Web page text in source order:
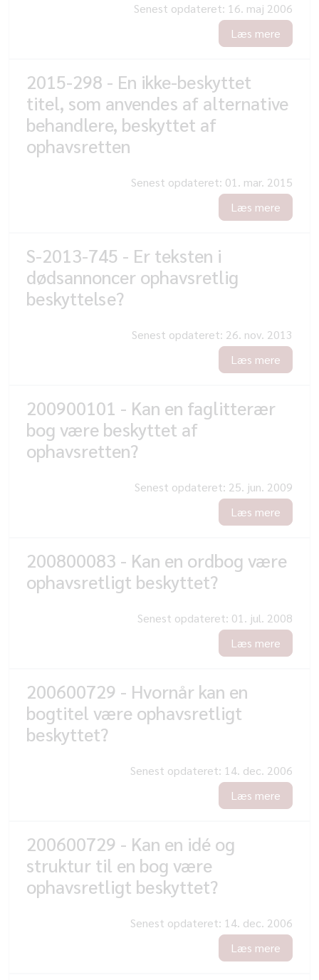
Senest opdateret: 16. maj 2006
Læs mere
2015-298 - En ikke-beskyttet
titel, som anvendes af alternative
behandlere, beskyttet af
ophavsretten
Senest opdateret: 01. mar. 2015
Læs mere
S-2013-745 - Er teksten i
dødsannoncer ophavsretlig
beskyttelse?
Senest opdateret: 26. nov. 2013
Læs mere
200900101 - Kan en faglitterær
bog være beskyttet af
ophavsretten?
Senest opdateret: 25. jun. 2009
Læs mere
200800083 - Kan en ordbog være
ophavsretligt beskyttet?
Senest opdateret: 01. jul. 2008
Læs mere
200600729 - Hvornår kan en
bogtitel være ophavsretligt
beskyttet?
Senest opdateret: 14. dec. 2006
Læs mere
200600729 - Kan en idé og
struktur til en bog være
ophavsretligt beskyttet?
Senest opdateret: 14. dec. 2006
Læs mere